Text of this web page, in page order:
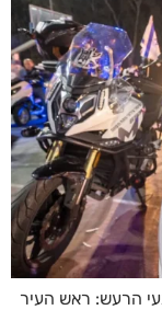
הרעש: ראש העיר